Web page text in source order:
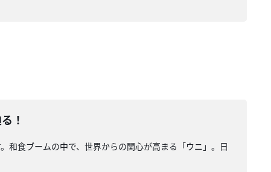
！
和食ブームの中で、世界からの関心が高まる「ウニ」。日